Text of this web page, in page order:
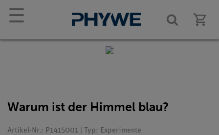
☰
Warum ist der Himmel blau?
Artikel-Nr.: P1415001 | Typ: Experimente